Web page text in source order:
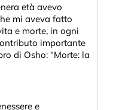
età avevo
mi aveva fatto
e morte, in ogni
importante
di Osho: “Morte: la
e